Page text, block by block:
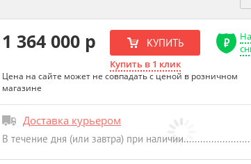
1 364 000 р КУПИТЬ
Купить в 1 клик
Цена на сайте может не совпадать с ценой в розничном
магазине
Доставка курьером
В течение дня (или завтра) при наличии